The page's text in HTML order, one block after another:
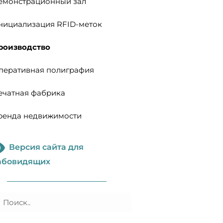
RFID-меток
полиграфия​
фабрика
недвижимости
Версия сайта для